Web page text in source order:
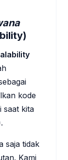
kode
saat kita
saja tidak
Kami